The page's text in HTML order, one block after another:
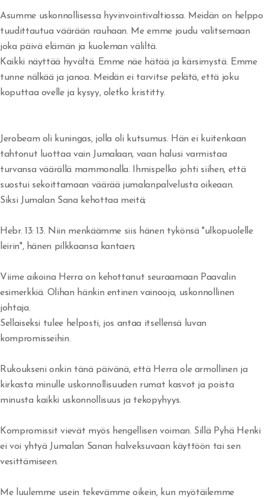
Asumme uskonnollisessa hyvinvointivaltiossa. Meidän on helppo
tuudittautua väärään rauhaan. Me emme joudu valitsemaan
joka päivä elämän ja kuoleman väliltä.
Kaikki näyttää hyvältä. Emme näe hätää ja kärsimystä. Emme
tunne nälkää ja janoa. Meidän ei tarvitse pelätä, että joku
koputtaa ovelle ja kysyy, oletko kristitty.
Jerobeam oli kuningas, jolla oli kutsumus. Hän ei kuitenkaan
tahtonut luottaa vain Jumalaan, vaan halusi varmistaa
turvansa väärällä mammonalla. Ihmispelko johti siihen, että
suostui sekoittamaan väärää jumalanpalvelusta oikeaan.
Siksi Jumalan Sana kehottaa meitä;
Hebr. 13: 13. Niin menkäämme siis hänen tykönsä "ulkopuolelle
leirin", hänen pilkkaansa kantaen;
Viime aikoina Herra on kehottanut seuraamaan Paavalin
esimerkkiä. Olihan hänkin entinen vainooja, uskonnollinen
johtaja.
Sellaiseksi tulee helposti, jos antaa itsellensä luvan
kompromisseihin.
Rukoukseni onkin tänä päivänä, että Herra ole armollinen ja
kirkasta minulle uskonnollisuuden rumat kasvot ja poista
minusta kaikki uskonnollisuus ja tekopyhyys.
Kompromissit vievät myös hengellisen voiman. Sillä Pyhä Henki
ei voi yhtyä Jumalan Sanan halveksuvaan käyttöön tai sen
vesittämiseen.
Me luulemme usein tekevämme oikein, kun myötäilemme
Herätys!
Jerobeam vai Paavali?
Miksi ei tule herätystä?
Tapahtukoon Sinun tahtosi
Herran koulussa
Missä on armo?
Tuli syttyy rinnassa
Voittoja
Eben-ezer
Rakkautta veljiäni kohtaan
Armoa armon päälle
Herätys tulee - vaino alkaa
Veljesten sovinto
Itsensä hyväksyminen
Tuomitseminen